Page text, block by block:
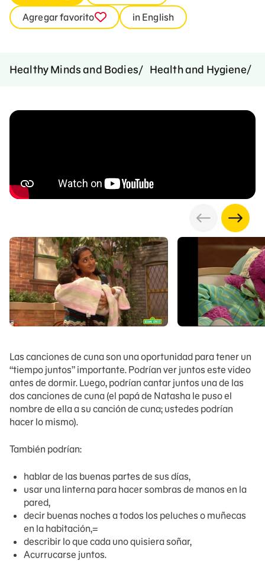
Agregar favorito
in English
Healthy Minds and Bodies Health and Hygiene
Las canciones de cuna son una oportunidad para tener un
“tiempo juntos” importante. Podrían ver juntos este video
antes de dormir. Luego, podrían cantar juntos una de las
dos canciones de cuna (el papá de Natasha le puso el
nombre de ella a su canción de cuna; ustedes podrían
hacer lo mismo).
También podrían:
hablar de las buenas partes de sus días,
usar una linterna para hacer sombras de manos en la
pared,
decir buenas noches a todos los peluches o muñecas
en la habitación,=
describir lo que cada uno quisiera soñar,
Acurrucarse juntos.